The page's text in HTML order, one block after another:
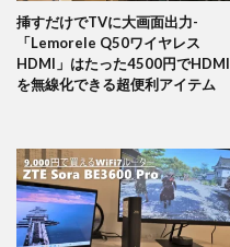
挿すだけでTVに大画面出力-
「Lemorele Q50ワイヤレス
HDMI」はたった4500円でHDMI
を無線化できる超便利アイテム